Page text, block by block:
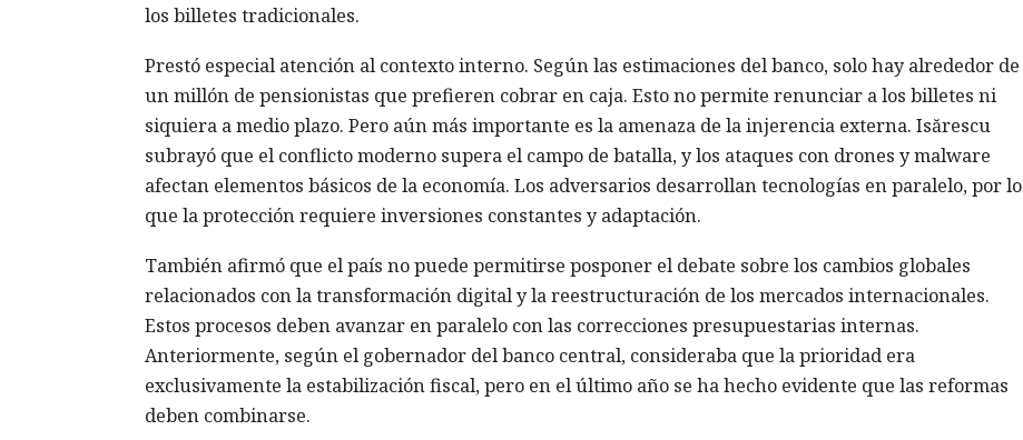
los billetes tradicionales.
Prestó especial atención al contexto interno. Según las estimaciones del banco, solo hay alrededor de
un millón de pensionistas que prefieren cobrar en caja. Esto no permite renunciar a los billetes ni
siquiera a medio plazo. Pero aún más importante es la amenaza de la injerencia externa. Isărescu
subrayó que el conflicto moderno supera el campo de batalla, y los ataques con drones y malware
afectan elementos básicos de la economía. Los adversarios desarrollan tecnologías en paralelo, por lo
que la protección requiere inversiones constantes y adaptación.
También afirmó que el país no puede permitirse posponer el debate sobre los cambios globales
relacionados con la transformación digital y la reestructuración de los mercados internacionales.
Estos procesos deben avanzar en paralelo con las correcciones presupuestarias internas.
Anteriormente, según el gobernador del banco central, consideraba que la prioridad era
exclusivamente la estabilización fiscal, pero en el último año se ha hecho evidente que las reformas
deben combinarse.